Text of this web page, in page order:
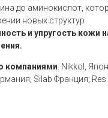
до аминокислот,
новых структур
и упругость кожи
компаниями: Nikkol,
Silab Франция;